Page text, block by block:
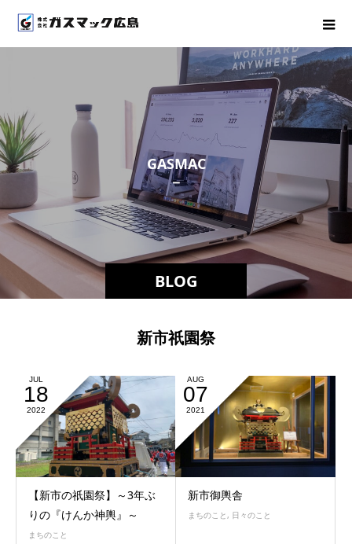
BLOG
GASMAC
－スタ
新市祇園祭
JUL
18
2022
【新市の祇園祭】～3年ぶ
りの『けんか神輿』～
まちのこと
AUG
07
2021
新市御輿舎
まちのこと, 日々のこと